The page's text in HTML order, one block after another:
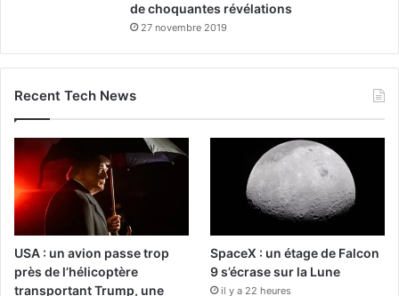
de choquantes révélations
27 novembre 2019
Recent Tech News
USA : un avion passe trop
près de l’hélicoptère
transportant Trump, une
SpaceX : un étage de Falcon
9 s’écrase sur la Lune
il y a 22 heures